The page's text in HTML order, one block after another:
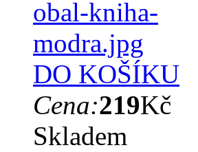
DO KOŠÍKU
Cena:219Kč
Skladem